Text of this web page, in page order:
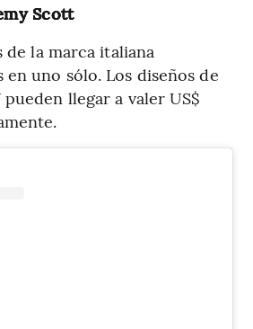
Scott
la marca italiana
uno sólo. Los diseños de
llegar a valer US$